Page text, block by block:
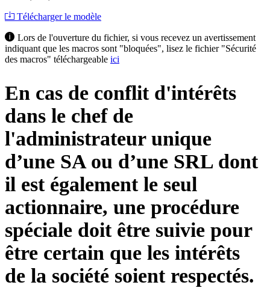
Télécharger le modèle
Lors de l'ouverture du fichier, si vous recevez un avertissement
indiquant que les macros sont "bloquées", lisez le fichier "Sécurité
des macros" téléchargeable ici
En cas de conflit d'intérêts
dans le chef de
l'administrateur unique
d’une SA ou d’une SRL dont
il est également le seul
actionnaire, une procédure
spéciale doit être suivie pour
être certain que les intérêts
de la société soient respectés.